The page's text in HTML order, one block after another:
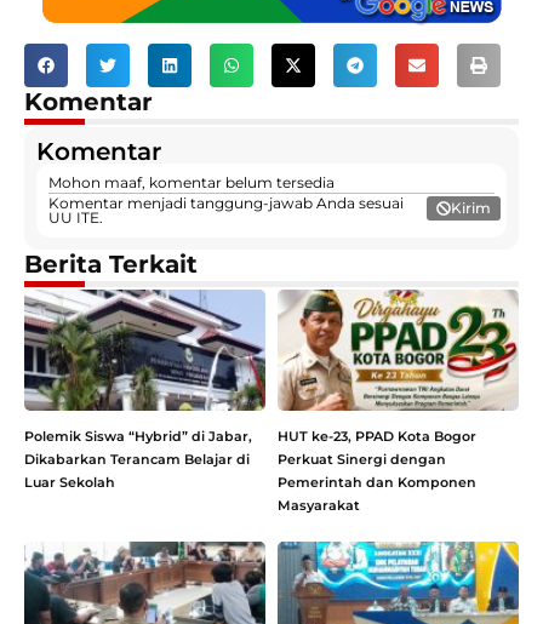
Komentar
Komentar
Mohon maaf, komentar belum tersedia
Komentar menjadi tanggung-jawab Anda sesuai
UU ITE.
Kirim
Berita Terkait
Polemik Siswa “Hybrid” di Jabar,
Dikabarkan Terancam Belajar di
Luar Sekolah
HUT ke-23, PPAD Kota Bogor
Perkuat Sinergi dengan
Pemerintah dan Komponen
Masyarakat